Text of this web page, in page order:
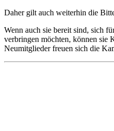
Daher gilt auch weiterhin die
Wenn auch sie bereit sind, sich
verbringen möchten, können sie
Neumitglieder freuen sich die